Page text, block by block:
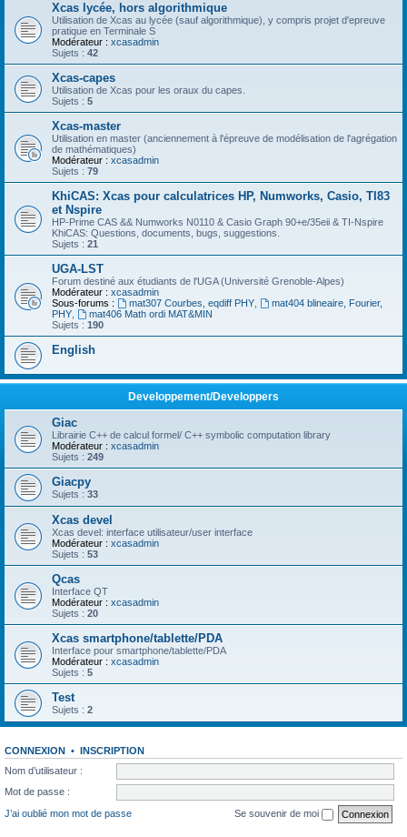
Xcas lycée, hors algorithmique
Utilisation de Xcas au lycée (sauf algorithmique), y compris projet d'epreuve
pratique en Terminale S
Modérateur : xcasadmin
Sujets : 42
Xcas-capes
Utilisation de Xcas pour les oraux du capes.
Sujets : 5
Xcas-master
Utilisation en master (anciennement à l'épreuve de modélisation de l'agrégation
de mathématiques)
Modérateur : xcasadmin
Sujets : 79
KhiCAS: Xcas pour calculatrices HP, Numworks, Casio, TI83
et Nspire
HP-Prime CAS && Numworks N0110 & Casio Graph 90+e/35eii & TI-Nspire
KhiCAS: Questions, documents, bugs, suggestions.
Sujets : 21
UGA-LST
Forum destiné aux étudiants de l'UGA (Université Grenoble-Alpes)
Modérateur : xcasadmin
Sous-forums :
mat307 Courbes, eqdiff PHY,
mat404 blineaire, Fourier,
PHY
mat406 Math ordi MAT&MIN
Sujets : 190
English
Developpement/Developpers
Giac
Librairie C++ de calcul formel/ C++ symbolic computation library
Modérateur : xcasadmin
Sujets : 249
Giacpy
Sujets : 33
Xcas devel
Xcas devel: interface utilisateur/user interface
Modérateur : xcasadmin
Sujets : 53
Qcas
Interface QT
Modérateur : xcasadmin
Sujets : 20
Xcas smartphone/tablette/PDA
Interface pour smartphone/tablette/PDA
Modérateur : xcasadmin
Sujets : 5
Test
Sujets : 2
CONNEXION • INSCRIPTION
Nom d’utilisateur :
Mot de passe :
J’ai oublié mon mot de passe
Se souvenir de moi